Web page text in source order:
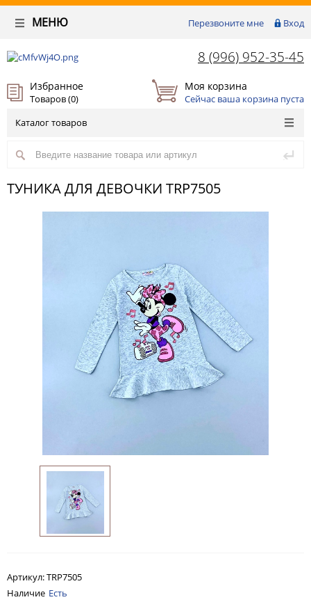
Перезвоните мне Вход
МЕНЮ
8 (996) 952-35-45
Избранное
Товаров (0)
Моя корзина
Сейчас ваша корзина пуста
Каталог товаров
ТУНИКА ДЛЯ ДЕВОЧКИ TRP7505
Артикул:TRP7505
Наличие Есть